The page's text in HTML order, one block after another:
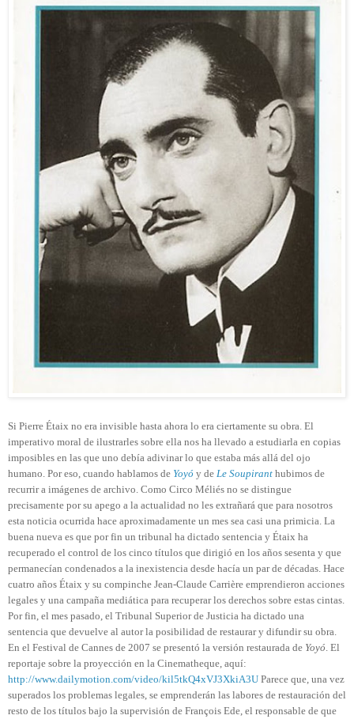
Si Pierre Étaix no era invisible hasta ahora lo era ciertamente su obra. El
imperativo moral de ilustrarles sobre ella nos ha llevado a estudiarla en copias
imposibles en las que uno debía adivinar lo que estaba más allá del ojo
humano. Por eso, cuando hablamos de Yoyó y de Le Soupirant hubimos de
recurrir a imágenes de archivo. Como Circo Méliés no se distingue
precisamente por su apego a la actualidad no les extrañará que para nosotros
esta noticia ocurrida hace aproximadamente un mes sea casi una primicia. La
buena nueva es que por fin un tribunal ha dictado sentencia y Étaix ha
recuperado el control de los cinco títulos que dirigió en los años sesenta y que
permanecían condenados a la inexistencia desde hacía un par de décadas. Hace
cuatro años Étaix y su compinche Jean-Claude Carrière emprendieron acciones
legales y una campaña mediática para recuperar los derechos sobre estas cintas.
Por fin, el mes pasado, el Tribunal Superior de Justicia ha dictado una
sentencia que devuelve al autor la posibilidad de restaurar y difundir su obra.
En el Festival de Cannes de 2007 se presentó la versión restaurada de Yoyó . El
reportaje sobre la proyección en la Cinematheque, aquí:
http://www.dailymotion.com/video/kil5tkQ4xVJ3XkiA3U Parece que, una vez
superados los problemas legales, se emprenderán las labores de restauración del
resto de los títulos bajo la supervisión de François Ede, el responsable de que